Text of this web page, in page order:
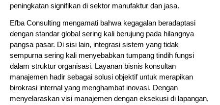
peningkatan signifikan di sektor manufaktur dan jasa.
Efba Consulting mengamati bahwa kegagalan beradaptasi
dengan standar global sering kali berujung pada hilangnya
pangsa pasar. Di sisi lain, integrasi sistem yang tidak
sempurna sering kali menyebabkan tumpang tindih fungsi
dalam struktur organisasi. Layanan bisnis konsultan
manajemen hadir sebagai solusi objektif untuk merapikan
birokrasi internal yang menghambat inovasi. Dengan
menyelaraskan visi manajemen dengan eksekusi di lapangan,